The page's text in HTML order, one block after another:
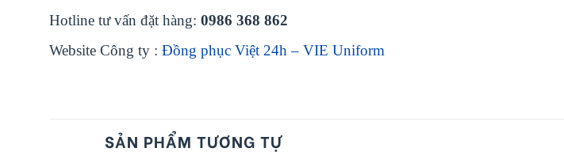
Hotline tư vấn đặt hàng: 0986 368 862
Website Công ty : Đồng phục Việt 24h – VIE Uniform
SẢN PHẨM TƯƠNG TỰ